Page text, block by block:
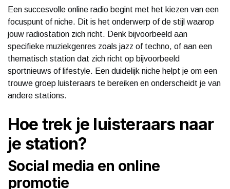
Een succesvolle online radio begint met het kiezen van een
focuspunt of niche. Dit is het onderwerp of de stijl waarop
jouw radiostation zich richt. Denk bijvoorbeeld aan
specifieke muziekgenres zoals jazz of techno, of aan een
thematisch station dat zich richt op bijvoorbeeld
sportnieuws of lifestyle. Een duidelijk niche helpt je om een
trouwe groep luisteraars te bereiken en onderscheidt je van
andere stations.
Hoe trek je luisteraars naar
je station?
Social media en online
promotie